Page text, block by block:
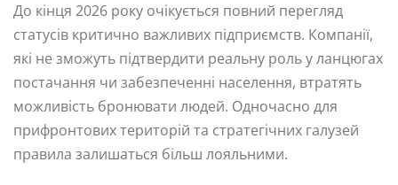
До кінця 2026 року очікується повний перегляд
статусів критично важливих підприємств. Компанії,
які не зможуть підтвердити реальну роль у ланцюгах
постачання чи забезпеченні населення, втратять
можливість бронювати людей. Одночасно для
прифронтових територій та стратегічних галузей
правила залишаться більш лояльними.